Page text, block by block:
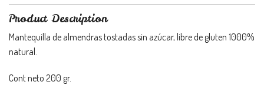
Product Description
Mantequilla de almendras tostadas sin azúcar, libre de gluten 1000%
natural.
Cont neto 200 gr.